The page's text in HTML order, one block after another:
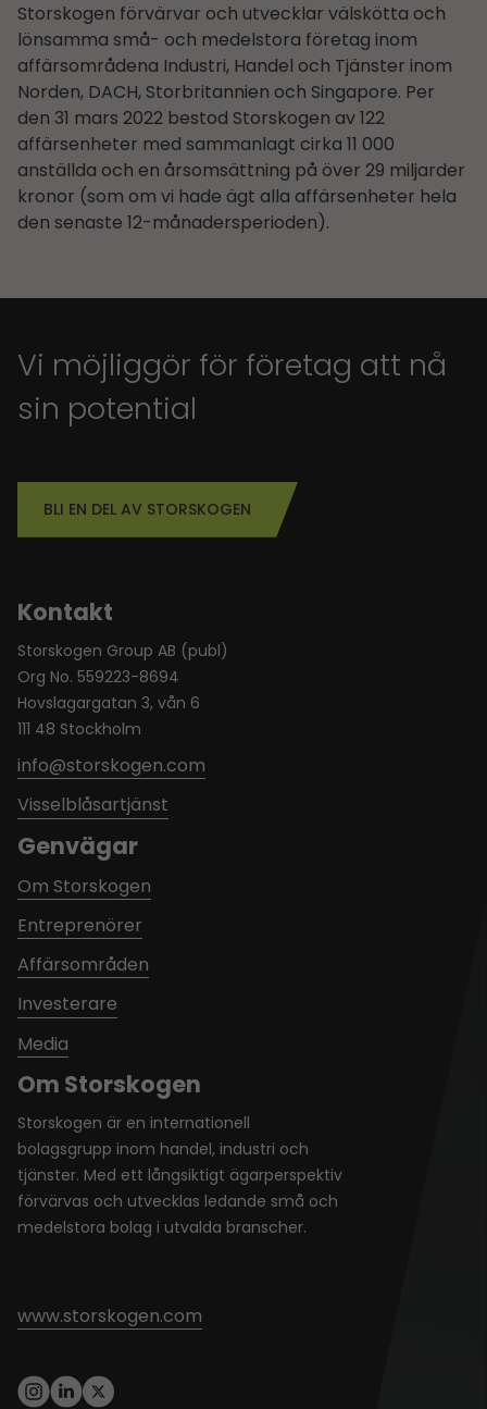
Storskogen förvärvar och utvecklar välskötta och
lönsamma små- och medelstora företag inom
affärsområdena Industri, Handel och Tjänster inom
Norden, DACH, Storbritannien och Singapore. Per
den 31 mars 2022 bestod Storskogen av 122
affärsenheter med sammanlagt cirka 11 000
anställda och en årsomsättning på över 29 miljarder
kronor (som om vi hade ägt alla affärsenheter hela
den senaste 12-månadersperioden).
Vi möjliggör för företag att nå
sin potential
BLI EN DEL AV STORSKOGEN
Om Storskogen
Storskogen är en internationell
bolagsgrupp inom handel, industri och
tjänster. Med ett långsiktigt ägarperspektiv
förvärvas och utvecklas ledande små och
medelstora bolag i utvalda branscher.
www.storskogen.com
Kontakt
Storskogen Group AB (publ)
Org No. 559223-8694
Hovslagargatan 3, vån 6
111 48 Stockholm
info@storskogen.com
Visselblåsartjänst
Genvägar
Om Storskogen
Entreprenörer
Affärsområden
Investerare
Media